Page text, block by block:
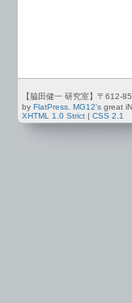
【脇田健一 研究室】〒612-
by FlatPress. MG12's great
XHTML 1.0 Strict
CSS 2.1